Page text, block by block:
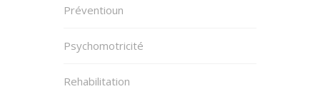
Préventioun
Psychomotricité
Rehabilitation